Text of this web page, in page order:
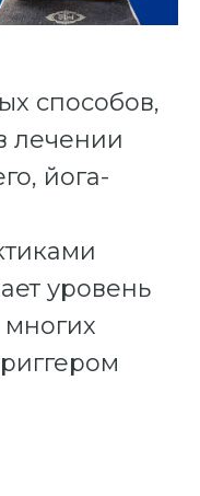
способов,
лечении
йога-
уровень
многих